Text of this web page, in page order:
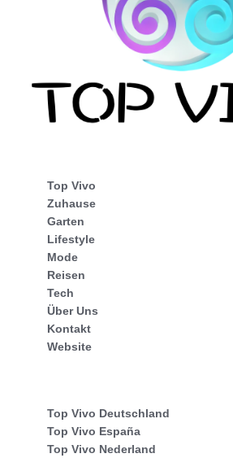
Top Vivo
Zuhause
Garten
Lifestyle
Mode
Reisen
Tech
Über Uns
Kontakt
Website
Top Vivo Deutschland
Top Vivo España
Top Vivo Nederland